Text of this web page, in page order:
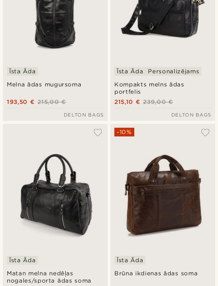
Melna ādas mugursoma
Īsta Āda
215,00 €
193,50 €
DELTON BAGS
Kompakts melns ādas
portfelis
Īsta Āda Personalizējams
239,00 €
215,10 €
DELTON BAGS
Matan melna nedēļas
nogales/sporta ādas soma
Īsta Āda
Brūna ikdienas ādas soma
-10%
Īsta Āda